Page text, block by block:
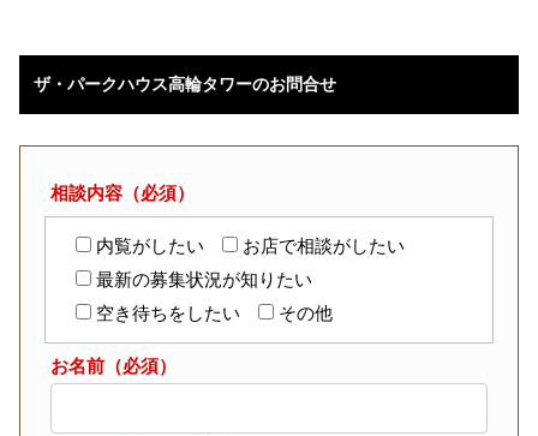
ザ・パークハウス高輪タワーのお問合せ
相談内容（必須）
内覧がしたい
お店で相談がしたい
最新の募集状況が知りたい
空き待ちをしたい
その他
お名前（必須）